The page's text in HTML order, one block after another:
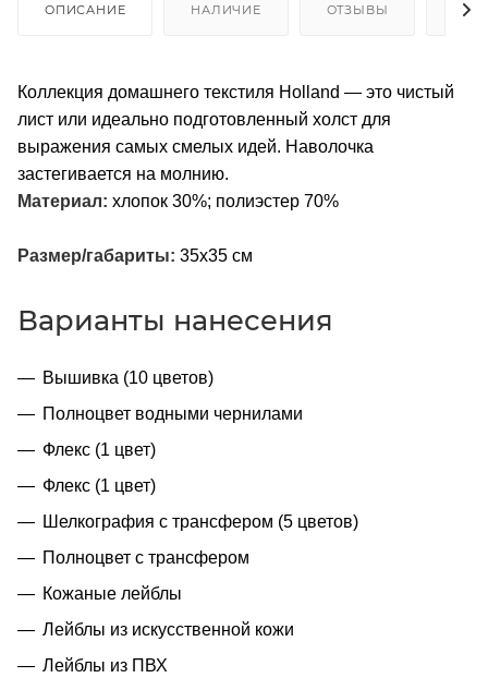
ОПИСАНИЕ НАЛИЧИЕ ОТЗЫВЫ
Коллекция домашнего текстиля Holland — это чистый
лист или идеально подготовленный холст для
выражения самых смелых идей. Наволочка
застегивается на молнию.
Материал: хлопок 30%; полиэстер 70%
Размер/габариты: 35х35 см
Варианты нанесения
Вышивка (10 цветов)
Полноцвет водными чернилами
Флекс (1 цвет)
Флекс (1 цвет)
Шелкография с трансфером (5 цветов)
Полноцвет с трансфером
Кожаные лейблы
Лейблы из искусственной кожи
Лейблы из ПВХ